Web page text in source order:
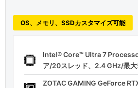
OS、メモリ、SSDカスタマイズ可能
Intel® Core™ Ultra 7
ア/20スレッド、2.4 GHz/最
ZOTAC GAMING GeForce